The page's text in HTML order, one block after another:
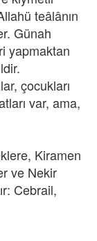
teâlânın
Günah
yapmaktan
çocukları
var, ama,
Kiramen
ve Nekir
Cebrail,